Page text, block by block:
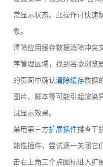
常显示状态。此操作可快速
象。
清除应用缓存数据消除冲突
序管理区域，找到谷歌浏览
的页面中确认清除缓存数据
图片、脚本等可能引起渲染
试显示效果。
禁用第三方扩展插件排查干
能性插件，尝试逐一关闭它
击右上角三个点图标进入扩